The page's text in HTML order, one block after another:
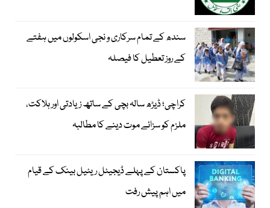
سندھ کے تمام سرکاری و نجی اسکولوں میں ہفتے
کے روز تعطیل کا فیصلہ
کراچی؛ ڈیڑھ سالہ بچی کے ساتھ زیادتی اور ہلاکت،
ملزم کو سزائے موت دینے کا مطالبہ
پاکستان کے پہلے ڈیجیٹل ریٹیل بینک کے قیام
میں اہم پیش رفت